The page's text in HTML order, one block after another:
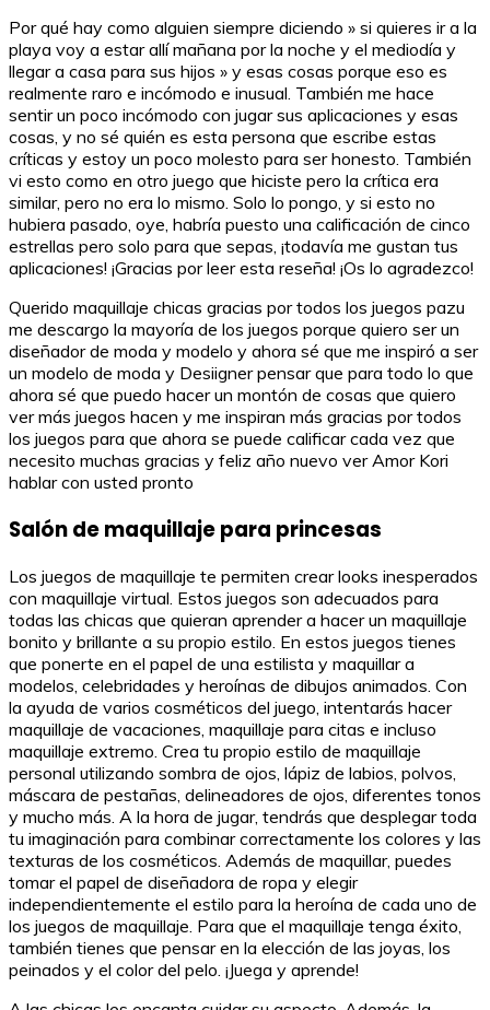
Por qué hay como alguien siempre diciendo » si quieres ir a la
playa voy a estar allí mañana por la noche y el mediodía y
llegar a casa para sus hijos » y esas cosas porque eso es
realmente raro e incómodo e inusual. También me hace
sentir un poco incómodo con jugar sus aplicaciones y esas
cosas, y no sé quién es esta persona que escribe estas
críticas y estoy un poco molesto para ser honesto. También
vi esto como en otro juego que hiciste pero la crítica era
similar, pero no era lo mismo. Solo lo pongo, y si esto no
hubiera pasado, oye, habría puesto una calificación de cinco
estrellas pero solo para que sepas, ¡todavía me gustan tus
aplicaciones! ¡Gracias por leer esta reseña! ¡Os lo agradezco!
Querido maquillaje chicas gracias por todos los juegos pazu
me descargo la mayoría de los juegos porque quiero ser un
diseñador de moda y modelo y ahora sé que me inspiró a ser
un modelo de moda y Desiigner pensar que para todo lo que
ahora sé que puedo hacer un montón de cosas que quiero
ver más juegos hacen y me inspiran más gracias por todos
los juegos para que ahora se puede calificar cada vez que
necesito muchas gracias y feliz año nuevo ver Amor Kori
hablar con usted pronto
Salón de maquillaje para princesas
Los juegos de maquillaje te permiten crear looks inesperados
con maquillaje virtual. Estos juegos son adecuados para
todas las chicas que quieran aprender a hacer un maquillaje
bonito y brillante a su propio estilo. En estos juegos tienes
que ponerte en el papel de una estilista y maquillar a
modelos, celebridades y heroínas de dibujos animados. Con
la ayuda de varios cosméticos del juego, intentarás hacer
maquillaje de vacaciones, maquillaje para citas e incluso
maquillaje extremo. Crea tu propio estilo de maquillaje
personal utilizando sombra de ojos, lápiz de labios, polvos,
máscara de pestañas, delineadores de ojos, diferentes tonos
y mucho más. A la hora de jugar, tendrás que desplegar toda
tu imaginación para combinar correctamente los colores y las
texturas de los cosméticos. Además de maquillar, puedes
tomar el papel de diseñadora de ropa y elegir
independientemente el estilo para la heroína de cada uno de
los juegos de maquillaje. Para que el maquillaje tenga éxito,
también tienes que pensar en la elección de las joyas, los
peinados y el color del pelo. ¡Juega y aprende!